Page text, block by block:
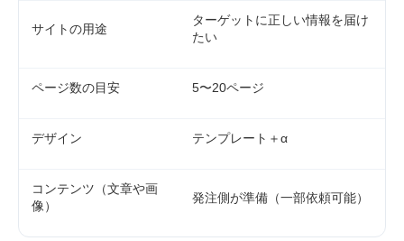
サイトの用途
ターゲットに正しい情報を届け
たい
ページ数の目安 5〜20ページ
デザイン テンプレート＋α
コンテンツ（文章や画
像）
発注側が準備（一部依頼可能）